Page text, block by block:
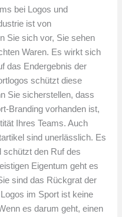
bei Logos und
ist von
Sie sich vor, Sie sehen
Waren. Es wirkt sich
das Endergebnis der
schützt diese
Sie sicherstellen, dass
Branding vorhanden ist,
Ihres Teams. Auch
sind unerlässlich. Es
schützt den Ruf des
Eigentum geht es
sind das Rückgrat der
im Sport ist keine
es darum geht, einen